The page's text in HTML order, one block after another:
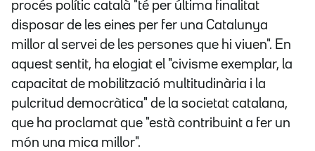
procés polític català "té per última finalitat
disposar de les eines per fer una Catalunya
millor al servei de les persones que hi viuen". En
aquest sentit, ha elogiat el "civisme exemplar, la
capacitat de mobilització multitudinària i la
pulcritud democràtica" de la societat catalana,
que ha proclamat que "està contribuint a fer un
món una mica millor".